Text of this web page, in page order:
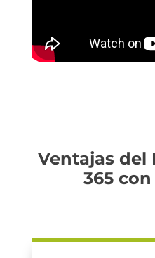
Ventajas del
365